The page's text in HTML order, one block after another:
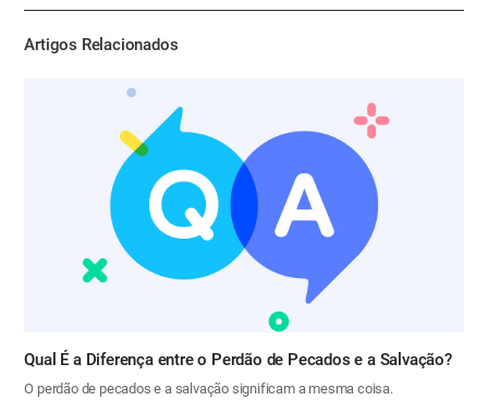
기
Artigos Relacionados
Qual É a Diferença entre o Perdão de Pecados e a Salvação?
O perdão de pecados e a salvação significam a mesma coisa.